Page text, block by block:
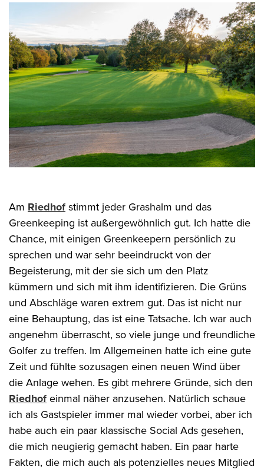
Am Riedhof stimmt jeder Grashalm und das
Greenkeeping ist außergewöhnlich gut. Ich hatte die
Chance, mit einigen Greenkeepern persönlich zu
sprechen und war sehr beeindruckt von der
Begeisterung, mit der sie sich um den Platz
kümmern und sich mit ihm identifizieren. Die Grüns
und Abschläge waren extrem gut. Das ist nicht nur
eine Behauptung, das ist eine Tatsache. Ich war auch
angenehm überrascht, so viele junge und freundliche
Golfer zu treffen. Im Allgemeinen hatte ich eine gute
Zeit und fühlte sozusagen einen neuen Wind über
die Anlage wehen. Es gibt mehrere Gründe, sich den
Riedhof einmal näher anzusehen. Natürlich schaue
ich als Gastspieler immer mal wieder vorbei, aber ich
habe auch ein paar klassische Social Ads gesehen,
die mich neugierig gemacht haben. Ein paar harte
Fakten, die mich auch als potenzielles neues Mitglied